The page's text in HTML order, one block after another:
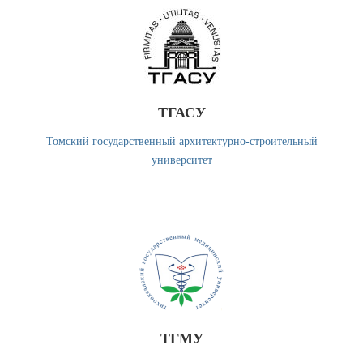
ТГАСУ
Томский государственный архитектурно-строительный
университет
ТГМУ